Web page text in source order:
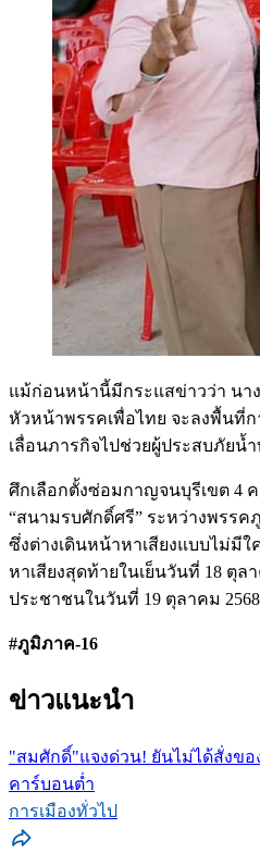
แม้ก่อนหน้านี้มีกระแสข่าวว่า นา
หัวหน้าพรรคเพื่อไทย จะลงพื้นที่
เลื่อนภารกิจไปช่วยผู้ประสบภัยน้
ศึกเลือกตั้งซ่อมกาญจนบุรีเขต 4
“สนามรบศักดิ์ศรี” ระหว่างพรรค
ซึ่งต่างเดินหน้าหาเสียงแบบไม่มี
หาเสียงสุดท้ายในเย็นวันที่ 18 ตุ
ประชาชนในวันที่ 19 ตุลาคม
#ภูมิภาค-16
ข่าวแนะนำ
"สมศักดิ์"แจงด่วน! ยันไม่ได้สั่งขอ
คาร์บอนต่ำ
การเมืองทั่วไป